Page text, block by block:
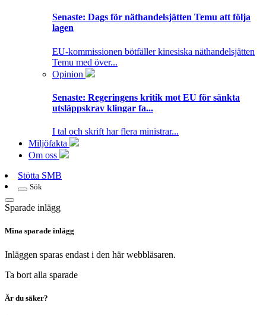
Senaste: Dags för näthandelsjätten Temu att följa
lagen
EU-kommissionen bötfäller kinesiska näthandelsjätten
Temu med över...
Opinion
Senaste: Regeringens kritik mot EU för sänkta
utsläppskrav klingar fa...
I tal och skrift har flera ministrar...
Miljöfakta
Om oss
Stötta SMB
Sök
Sparade inlägg
Mina sparade inlägg
Inläggen sparas endast i den här webbläsaren.
Ta bort alla sparade
Är du säker?